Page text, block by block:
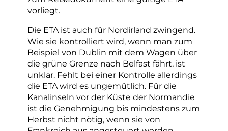
vorliegt.
Die ETA ist auch für Nordirland zwingend.
Wie sie kontrolliert wird, wenn man zum
Beispiel von Dublin mit dem Wagen über
die grüne Grenze nach Belfast fährt, ist
unklar. Fehlt bei einer Kontrolle allerdings
die ETA wird es ungemütlich. Für die
Kanalinseln vor der Küste der Normandie
ist die Genehmigung bis mindestens zum
Herbst nicht nötig, wenn sie von